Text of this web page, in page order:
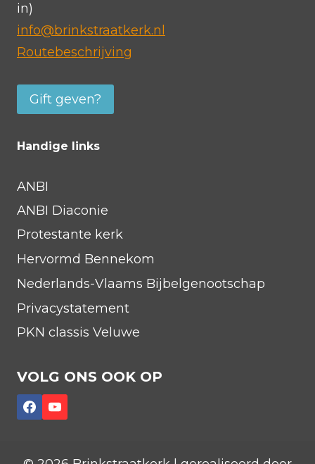
in)
info@brinkstraatkerk.nl
Routebeschrijving
Gift geven?
Handige links
ANBI
ANBI Diaconie
Protestante kerk
Hervormd Bennekom
Nederlands-Vlaams Bijbelgenootschap
Privacystatement
PKN classis Veluwe
VOLG ONS OOK OP